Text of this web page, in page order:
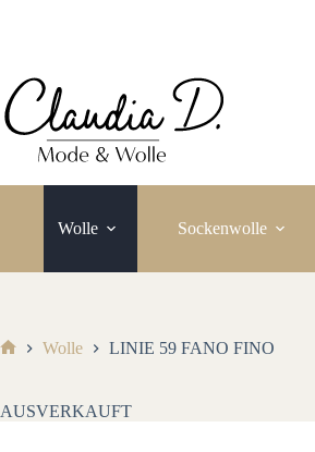
Wolle Sockenwolle
Wolle LINIE 59 FANO FINO
AUSVERKAUFT